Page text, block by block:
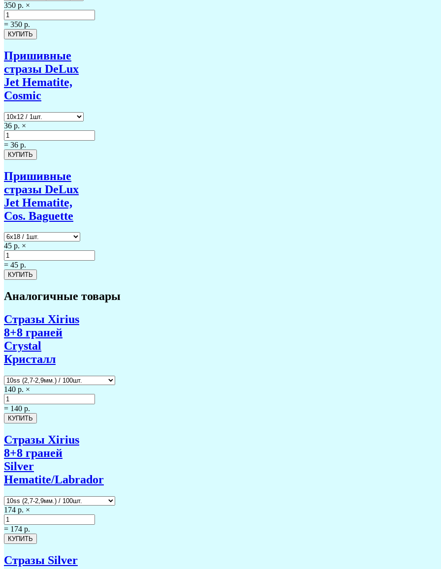
350 р. ×
= 350 р.
Пришивные
стразы DeLux
Jet Hematite,
Cosmic
36 р. ×
= 36 р.
Пришивные
стразы DeLux
Jet Hematite,
Cos. Baguette
45 р. ×
= 45 р.
Аналогичные товары
Стразы Xirius
8+8 граней
Crystal
Кристалл
140 р. ×
= 140 р.
Стразы Xirius
8+8 граней
Silver
Hematite/Labrador
174 р. ×
= 174 р.
Стразы Silver